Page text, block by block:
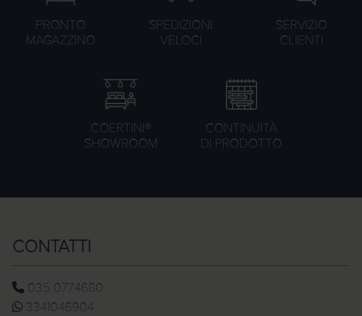
PRONTO
MAGAZZINO
SPEDIZIONI
VELOCI
SERVIZIO
CLIENTI
COERTINI®
SHOWROOM
CONTINUITÀ
DI PRODOTTO
CONTATTI
035 0774680
3341046904